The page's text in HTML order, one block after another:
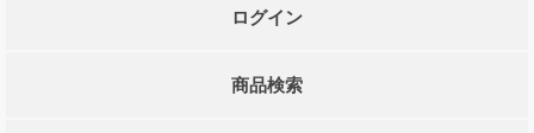
ログイン
商品検索